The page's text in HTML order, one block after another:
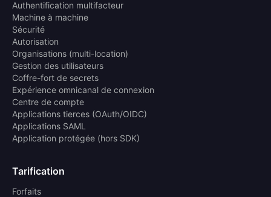
Authentification multifacteur
Machine à machine
Sécurité
Autorisation
Organisations (multi-location)
Gestion des utilisateurs
Coffre-fort de secrets
Expérience omnicanal de connexion
Centre de compte
Applications tierces (OAuth/OIDC)
Applications SAML
Application protégée (hors SDK)
Tarification
Forfaits